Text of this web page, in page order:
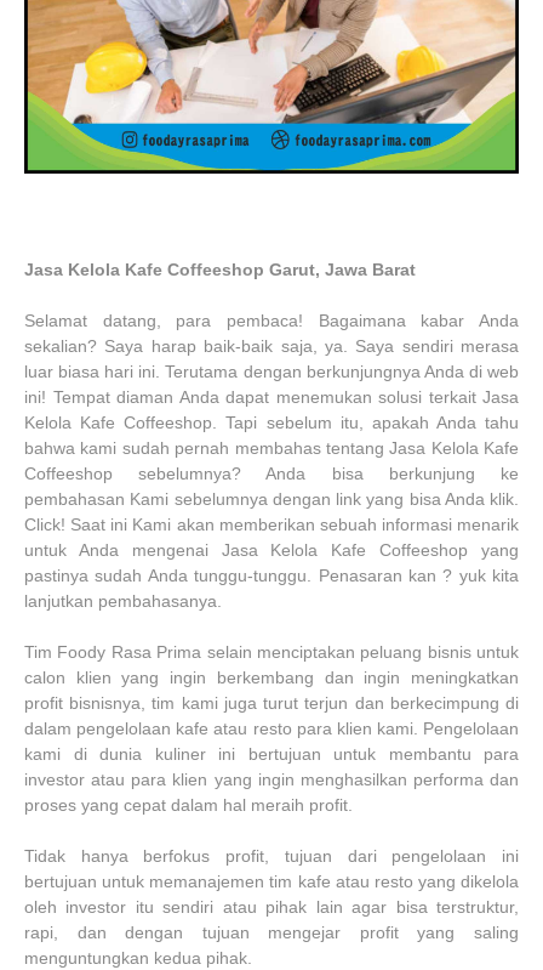
Jasa Kelola Kafe Coffeeshop Garut, Jawa Barat
Selamat datang, para pembaca! Bagaimana kabar Anda
sekalian? Saya harap baik-baik saja, ya. Saya sendiri merasa
luar biasa hari ini. Terutama dengan berkunjungnya Anda di web
ini! Tempat diaman Anda dapat menemukan solusi terkait Jasa
Kelola Kafe Coffeeshop. Tapi sebelum itu, apakah Anda tahu
bahwa kami sudah pernah membahas tentang Jasa Kelola Kafe
Coffeeshop sebelumnya? Anda bisa berkunjung ke
pembahasan Kami sebelumnya dengan link yang bisa Anda klik.
Click! Saat ini Kami akan memberikan sebuah informasi menarik
untuk Anda mengenai Jasa Kelola Kafe Coffeeshop yang
pastinya sudah Anda tunggu-tunggu. Penasaran kan ? yuk kita
lanjutkan pembahasanya.
Tim Foody Rasa Prima selain menciptakan peluang bisnis untuk
calon klien yang ingin berkembang dan ingin meningkatkan
profit bisnisnya, tim kami juga turut terjun dan berkecimpung di
dalam pengelolaan kafe atau resto para klien kami. Pengelolaan
kami di dunia kuliner ini bertujuan untuk membantu para
investor atau para klien yang ingin menghasilkan performa dan
proses yang cepat dalam hal meraih profit.
Tidak hanya berfokus profit, tujuan dari pengelolaan ini
bertujuan untuk memanajemen tim kafe atau resto yang dikelola
oleh investor itu sendiri atau pihak lain agar bisa terstruktur,
rapi, dan dengan tujuan mengejar profit yang saling
menguntungkan kedua pihak.